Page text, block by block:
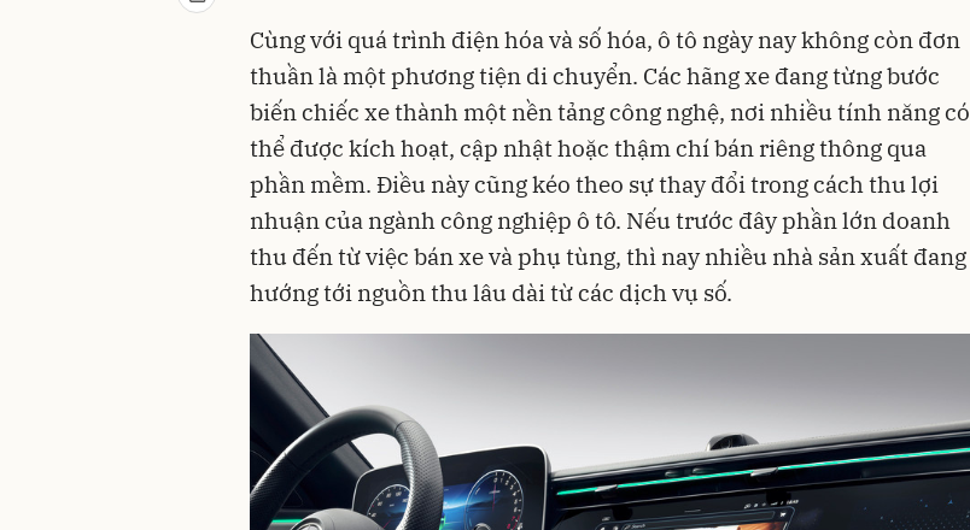
Cùng với quá trình điện hóa và số hóa, ô tô ngày nay không còn đơn
thuần là một phương tiện di chuyển. Các hãng xe đang từng bước
biến chiếc xe thành một nền tảng công nghệ, nơi nhiều tính năng có
thể được kích hoạt, cập nhật hoặc thậm chí bán riêng thông qua
phần mềm. Điều này cũng kéo theo sự thay đổi trong cách thu lợi
nhuận của ngành công nghiệp ô tô. Nếu trước đây phần lớn doanh
thu đến từ việc bán xe và phụ tùng, thì nay nhiều nhà sản xuất đang
hướng tới nguồn thu lâu dài từ các dịch vụ số.